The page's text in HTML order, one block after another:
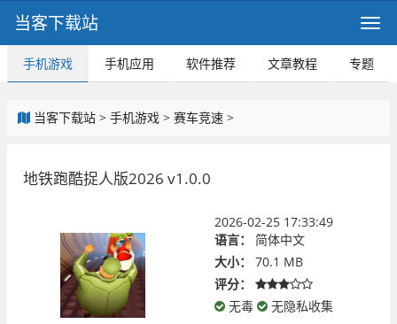
当客下载站
手机游戏 手机应用 软件推荐 文章教程 专题
当客下载站 > 手机游戏 > 赛车竞速 >
地铁跑酷捉人版2026 v1.0.0
2026-02-25 17:33:49
语言：
简体中文
大小：
70.1 MB
评分：
无毒
无隐私收集